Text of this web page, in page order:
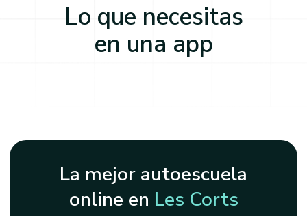
Lo que necesitas
en una app
La mejor autoescuela
online en Les Corts